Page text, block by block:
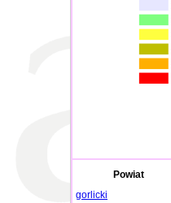
Powiat
gorlicki